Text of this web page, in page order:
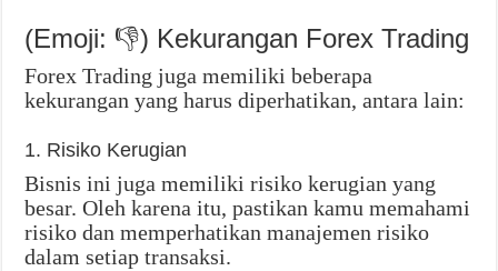
(Emoji: 👎) Kekurangan Forex Trading
Forex Trading juga memiliki beberapa
kekurangan yang harus diperhatikan, antara lain:
1. Risiko Kerugian
Bisnis ini juga memiliki risiko kerugian yang
besar. Oleh karena itu, pastikan kamu memahami
risiko dan memperhatikan manajemen risiko
dalam setiap transaksi.